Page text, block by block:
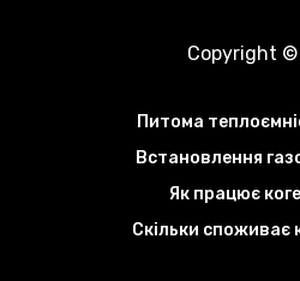
Copyright
Питома
Встановлення
Як працює
Скільки споживає